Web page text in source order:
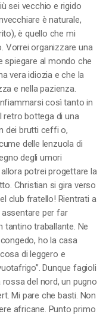
sei vecchio e rigido
è naturale,
è quello che mi
Vorrei organizzare una
spiegare al mondo che
vera idiozia e che la
e nella pazienza.
così tanto in
retro bottega di una
dei brutti ceffi o,
delle lenzuola di
degli umori
potrei progettare la
Christian si gira verso
club fratello! Rientrati a
per far
tantino traballante. Ne
ho la casa
di leggero e
Dunque fagioli
del nord, un pugno
Mi pare che basti. Non
africane. Punto primo